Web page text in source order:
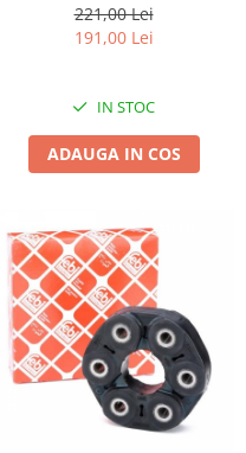
221,00 Lei
191,00 Lei
IN STOC
ADAUGA IN COS